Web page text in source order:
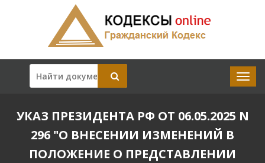
УКАЗ ПРЕЗИДЕНТА РФ ОТ 06.05.2025 N
296 "О ВНЕСЕНИИ ИЗМЕНЕНИЙ В
ПОЛОЖЕНИЕ О ПРЕДСТАВЛЕНИИ